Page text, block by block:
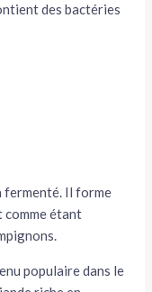
des bactéries
fermenté. Il forme
comme étant
populaire dans le